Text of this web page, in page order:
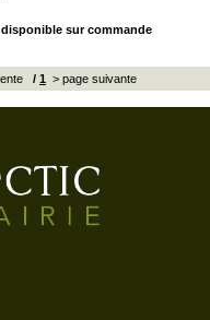
sur commande
/ 1 > page suivante